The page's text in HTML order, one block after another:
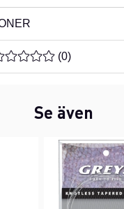
0 AV 5
(0)
Se även